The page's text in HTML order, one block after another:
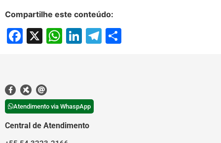
Compartilhe este conteúdo:
Facebook
X WhatsApp
LinkedIn
Telegram
Atendimento via WhaspApp
Central de Atendimento